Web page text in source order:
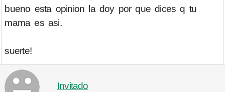
bueno esta opinion la doy por que dices q tu
mama es asi.
suerte!
Invitado